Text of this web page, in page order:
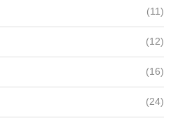
(11)
(12)
(16)
(24)